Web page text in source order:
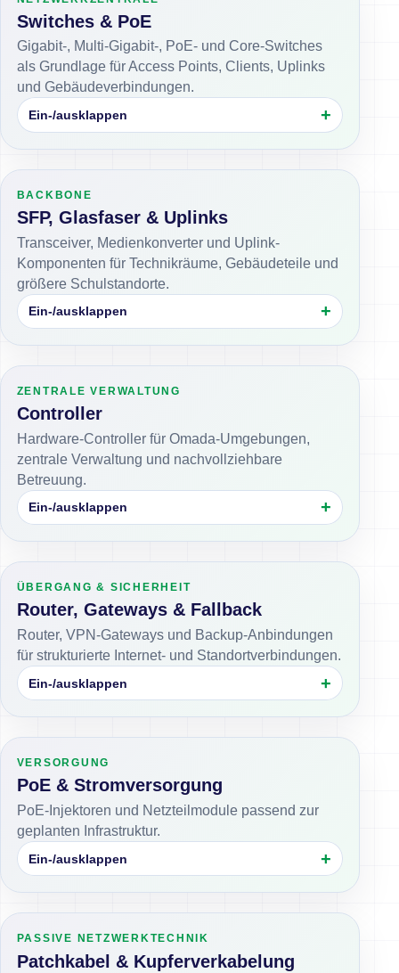
Switches & PoE
Gigabit-, Multi-Gigabit-, PoE- und Core-Switches
als Grundlage für Access Points, Clients, Uplinks
und Gebäudeverbindungen.
Ein-/ausklappen
BACKBONE
SFP, Glasfaser & Uplinks
Transceiver, Medienkonverter und Uplink-
Komponenten für Technikräume, Gebäudeteile und
größere Schulstandorte.
Ein-/ausklappen
ZENTRALE VERWALTUNG
Controller
Hardware-Controller für Omada-Umgebungen,
zentrale Verwaltung und nachvollziehbare
Betreuung.
Ein-/ausklappen
ÜBERGANG & SICHERHEIT
Router, Gateways & Fallback
Router, VPN-Gateways und Backup-Anbindungen
für strukturierte Internet- und Standortverbindungen.
Ein-/ausklappen
VERSORGUNG
PoE & Stromversorgung
PoE-Injektoren und Netzteilmodule passend zur
geplanten Infrastruktur.
Ein-/ausklappen
PASSIVE NETZWERKTECHNIK
Patchkabel & Kupferverkabelung